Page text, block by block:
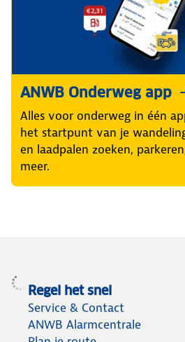
ANWB Onderweg app
Alles voor onderweg in één
het startpunt van je
en laadpalen zoeken,
meer.
Regel het snel
Service & Contact
ANWB Alarmcentrale